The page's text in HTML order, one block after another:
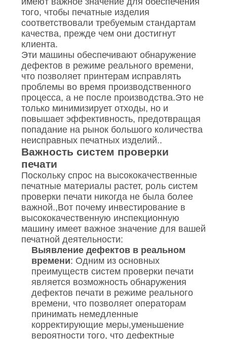
того, чтобы печатные изделия
соответствовали требуемым стандартам
качества, прежде чем они достигнут
клиента.
Эти машины обеспечивают обнаружение
дефектов в режиме реального времени,
что позволяет принтерам исправлять
проблемы во время производственного
процесса, а не после производства.Это не
только минимизирует отходы, но и
повышает эффективность, предотвращая
попадание на рынок большого количества
неисправных печатных изделий..
Важность систем проверки
печати
Поскольку спрос на высококачественные
печатные материалы растет, роль систем
проверки печати никогда не была более
важной.,Вот почему инвестирование в
высококачественную инспекционную
машину имеет важное значение для вашей
печатной деятельности:
Выявление дефектов в реальном
времени: Одним из основных
преимуществ систем проверки печати
является возможность обнаружения
дефектов печати в режиме реального
времени, что позволяет операторам
принимать немедленные
корректирующие меры,уменьшение
вероятности того, что дефектные